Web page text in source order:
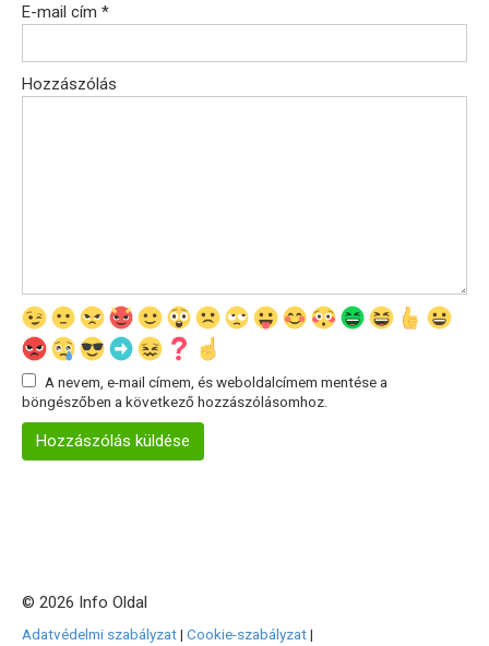
E-mail cím *
Hozzászólás
A nevem, e-mail címem, és weboldalcímem mentése a
böngészőben a következő hozzászólásomhoz.
© 2026 Info Oldal
Adatvédelmi szabályzat| Cookie-szabályzat|